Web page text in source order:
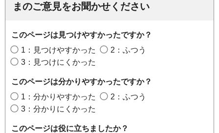
まのご意見をお聞かせください
このページは見つけやすかったですか？
1：見つけやすかった
2：ふつう
3：見つけにくかった
このページは分かりやすかったですか？
1：分かりやすかった
2：ふつう
3：分かりにくかった
このページは役に立ちましたか？